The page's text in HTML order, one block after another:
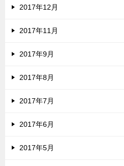
2017年12月
2017年11月
2017年9月
2017年8月
2017年7月
2017年6月
2017年5月